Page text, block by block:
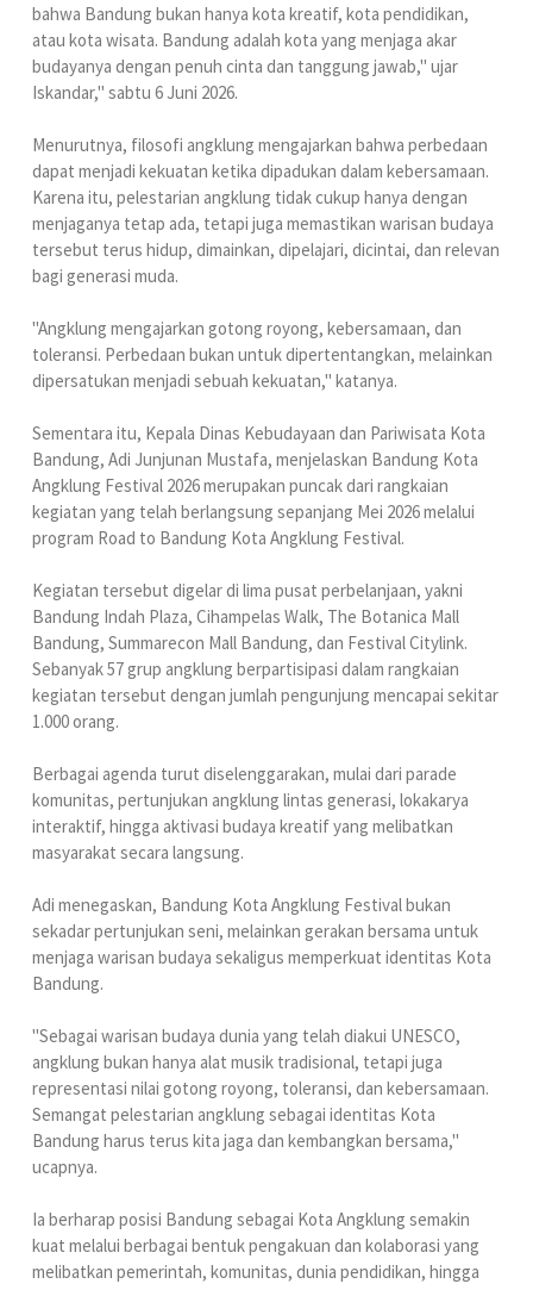
bahwa Bandung bukan hanya kota kreatif, kota pendidikan,
atau kota wisata. Bandung adalah kota yang menjaga akar
budayanya dengan penuh cinta dan tanggung jawab," ujar
Iskandar," sabtu 6 Juni 2026.
‎Menurutnya, filosofi angklung mengajarkan bahwa perbedaan
dapat menjadi kekuatan ketika dipadukan dalam kebersamaan.
Karena itu, pelestarian angklung tidak cukup hanya dengan
menjaganya tetap ada, tetapi juga memastikan warisan budaya
tersebut terus hidup, dimainkan, dipelajari, dicintai, dan relevan
bagi generasi muda.
‎"Angklung mengajarkan gotong royong, kebersamaan, dan
toleransi. Perbedaan bukan untuk dipertentangkan, melainkan
dipersatukan menjadi sebuah kekuatan," katanya.
‎Sementara itu, Kepala Dinas Kebudayaan dan Pariwisata Kota
Bandung, Adi Junjunan Mustafa, menjelaskan Bandung Kota
Angklung Festival 2026 merupakan puncak dari rangkaian
kegiatan yang telah berlangsung sepanjang Mei 2026 melalui
program Road to Bandung Kota Angklung Festival.
‎Kegiatan tersebut digelar di lima pusat perbelanjaan, yakni
Bandung Indah Plaza, Cihampelas Walk, The Botanica Mall
Bandung, Summarecon Mall Bandung, dan Festival Citylink.
Sebanyak 57 grup angklung berpartisipasi dalam rangkaian
kegiatan tersebut dengan jumlah pengunjung mencapai sekitar
1.000 orang.
‎Berbagai agenda turut diselenggarakan, mulai dari parade
komunitas, pertunjukan angklung lintas generasi, lokakarya
interaktif, hingga aktivasi budaya kreatif yang melibatkan
masyarakat secara langsung.
‎Adi menegaskan, Bandung Kota Angklung Festival bukan
sekadar pertunjukan seni, melainkan gerakan bersama untuk
menjaga warisan budaya sekaligus memperkuat identitas Kota
Bandung.
‎"Sebagai warisan budaya dunia yang telah diakui UNESCO,
angklung bukan hanya alat musik tradisional, tetapi juga
representasi nilai gotong royong, toleransi, dan kebersamaan.
Semangat pelestarian angklung sebagai identitas Kota
Bandung harus terus kita jaga dan kembangkan bersama,"
ucapnya.
‎Ia berharap posisi Bandung sebagai Kota Angklung semakin
kuat melalui berbagai bentuk pengakuan dan kolaborasi yang
melibatkan pemerintah, komunitas, dunia pendidikan, hingga